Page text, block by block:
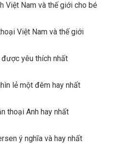
Việt Nam và thế giới cho bé
Việt Nam và thế giới
yêu thích nhất
lẻ một đêm hay nhất
thoại Anh hay nhất
ý nghĩa và hay nhất